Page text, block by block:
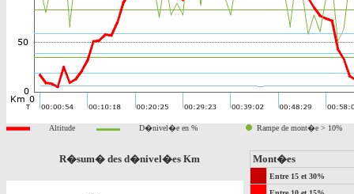
Altitude D�nivel�e en % Rampe de mont�e > 10%
R�sum� des d�nivel�es Km Mont�es
Entre 15 et 30%